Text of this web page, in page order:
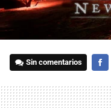
Sin comentarios